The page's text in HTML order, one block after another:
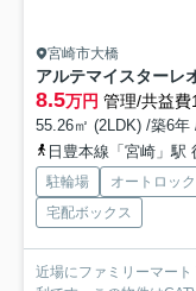
宮崎市大橋
アルテマイスターレ
8.5万円 管理/共益費
55.26㎡ (2LDK) /築6年
日豊本線「宮崎」駅
駐輪場 オートロック
宅配ボックス
近場にファミリーマー